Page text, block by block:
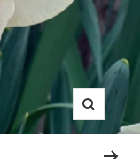
Zoom